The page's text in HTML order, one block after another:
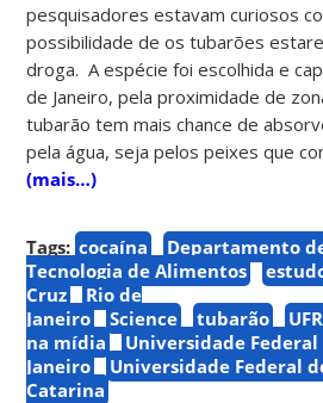
pesquisadores estavam curiosos
possibilidade de os tubarões
droga. A espécie foi escolhida e
de Janeiro, pela proximidade de
tubarão tem mais chance de
pela água, seja pelos peixes que
(mais…)
Tags: cocaína
Departamento
Tecnologia de Alimentos
Cruz
Rio de
Janeiro
Science tubarão
na mídia
Universidade Federal
Janeiro
Universidade Federal
Catarina